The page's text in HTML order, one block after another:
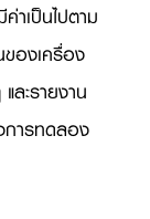
าเป็นไปตาม
ของเครื่อง
ะรายงาน
การทดลอง